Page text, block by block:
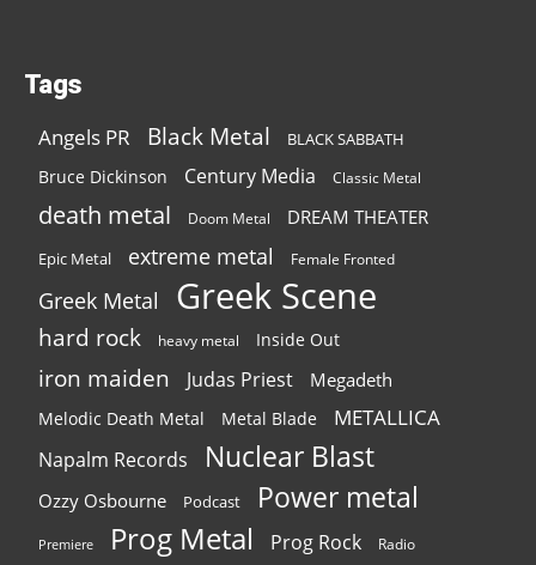
Tags
Angels PR Black Metal BLACK SABBATH
Bruce Dickinson Century Media Classic Metal
death metal Doom Metal DREAM THEATER
Epic Metal extreme metal Female Fronted
Greek Metal Greek Scene
hard rock heavy metal Inside Out
iron maiden Judas Priest Megadeth
Melodic Death Metal Metal Blade METALLICA
Napalm Records Nuclear Blast
Ozzy Osbourne Podcast Power metal
Premiere Prog Metal Prog Rock Radio